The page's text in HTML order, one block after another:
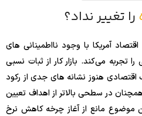
را تغییر نداد؟
آمریکا با وجود نااطمینانی‌ های
تجربه می‌کند. بازار کار از ثبات نسبی
هنوز نشانه‌ های جدی از رکود
همچنان در سطحی بالاتر از اهداف تعیین‌
موضوع مانع از آغاز چرخه کاهش نرخ